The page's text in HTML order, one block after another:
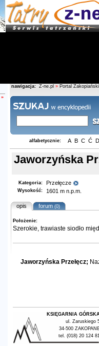
»
nawigacja: Z-ne.pl » Portal Zakopiański
alfabetycznie: A B C Ć D
Jaworzyńska
Kategoria: Przełęcze
Wysokość: 1601 m n.p.m.
opis forum(0)
Położenie:
Szerokie, trawiaste siodło
Jaworzyńska Przełęcz;
KSIĘGARNIA
ul. Zaruskiego
34-500
tel. (018) 20 124